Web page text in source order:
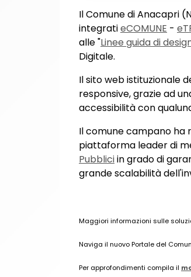
Il Comune di Anacapri
integratieCOMUNE -
alle "Linee guida di
Digitale.
Il sito web istituzionale
responsive, grazie ad
accessibilità con
Il comune campano ha
piattaforma leader di
Pubbliciin grado di
grande scalabilità
Maggiori informazioni sulle
Naviga il nuovo Portale del
Per approfondimenti compila il